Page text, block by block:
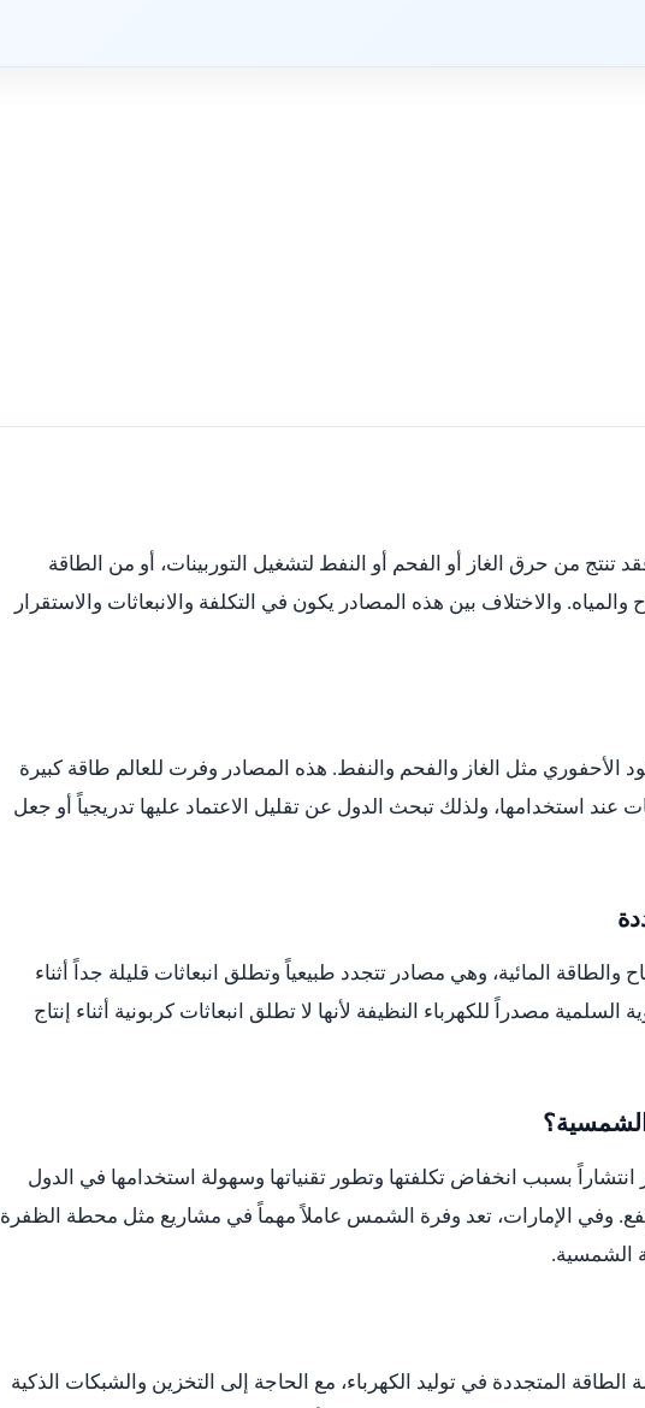
تنتج من حرق الغاز أو الفحم أو النفط لتشغيل التوربينات، أو من الطاقة
والمياه. والاختلاف بين هذه المصادر يكون في التكلفة والانبعاثات والاستقرار
الأحفوري مثل الغاز والفحم والنفط. هذه المصادر وفرت للعالم طاقة كبيرة
عند استخدامها، ولذلك تبحث الدول عن تقليل الاعتماد عليها تدريجياً أو جعل
المائية، وهي مصادر تتجدد طبيعياً وتطلق انبعاثات قليلة جداً أثناء
السلمية مصدراً للكهرباء النظيفة لأنها لا تطلق انبعاثات كربونية أثناء إنتاج
الشمسية؟
بسبب انخفاض تكلفتها وتطور تقنياتها وسهولة استخدامها في الدول
وفي الإمارات، تعد وفرة الشمس عاملاً مهماً في مشاريع مثل محطة الظفرة
الشمسية.
المتجددة في توليد الكهرباء، مع الحاجة إلى التخزين والشبكات الذكية